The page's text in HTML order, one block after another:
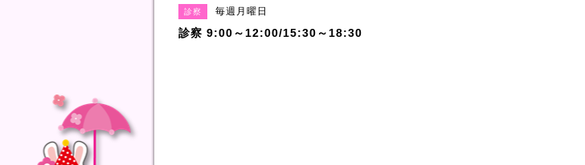
診察 毎週月曜日
診察 9:00～12:00/15:30～18:30